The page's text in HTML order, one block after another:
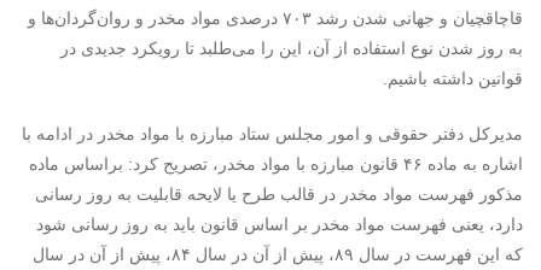
قاچاقچیان و جهانی شدن رشد ۷۰۳ درصدی مواد مخدر و روان‌گردان‌ها و
به روز شدن نوع استفاده از آن، این را می‌طلبد تا رویکرد جدیدی در
قوانین داشته باشیم.
مدیرکل دفتر حقوقی و امور مجلس ستاد مبارزه با مواد مخدر در ادامه با
اشاره به ماده ۴۶ قانون مبارزه با مواد مخدر، تصریح کرد: براساس ماده
مذکور فهرست مواد مخدر در قالب طرح یا لایحه قابلیت به روز رسانی
دارد، یعنی فهرست مواد مخدر بر اساس قانون باید به روز رسانی شود
که این فهرست در سال ۸۹، پیش از آن در سال ۸۴، پیش از آن در سال